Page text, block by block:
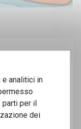
analitici in
parti per il
dei